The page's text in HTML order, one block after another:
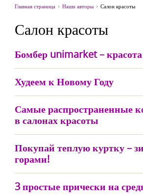
Главная страница Наши авторы Салон красоты
Салон красоты
Бомбер unimarket – красота
Худеем к Новому Году
Самые распространенные
в салонах красоты
Покупай теплую куртку –
горами!
3 простые прически на